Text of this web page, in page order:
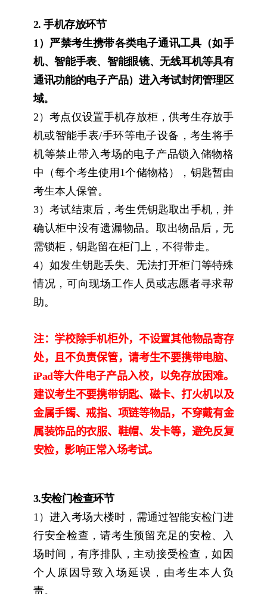
2.手机存放环节
1 ）严禁考生携带各类电子通讯工具（如手
机、智能手表、智能眼镜、无线耳机等具有
通讯功能的电子产品）进入考试封闭管理区
域。
2 ）考点仅设置手机存放柜，供考生存放手
机或智能手表/手环等电子设备，考生将手
机等禁止带入考场的电子产品锁入储物格
中（每个考生使用 1个储物格），钥匙暂由
考生本人保管。
3）考试结束后，考生凭钥匙取出手机，并
确认柜中没有遗漏物品。取出物品后，无
需锁柜，钥匙留在柜门上，不得带走。
4）如发生钥匙丢失、无法打开柜门等特殊
情况，可向现场工作人员或志愿者寻求帮
助。
注：学校除手机柜外， 不设置其他物品寄存
处，且不负责保管，请考生不要携带电脑、
iPad等大件电子产品入校，以免存放困难。
建议考生不要携带钥匙、磁卡、打火机以及
金属手镯、戒指、项链等物品，不穿戴有金
属装饰品的衣服、鞋帽、发卡等，避免反复
安检，影响正常入场考试。
3.安检门检查环节
1 ）进入考场大楼时，需通过智能安检门进
行安全检查，请考生预留充足的安检、入
场时间，有序排队，主动接受检查，如因
个人原因导致入场延误，由考生本人负
责。